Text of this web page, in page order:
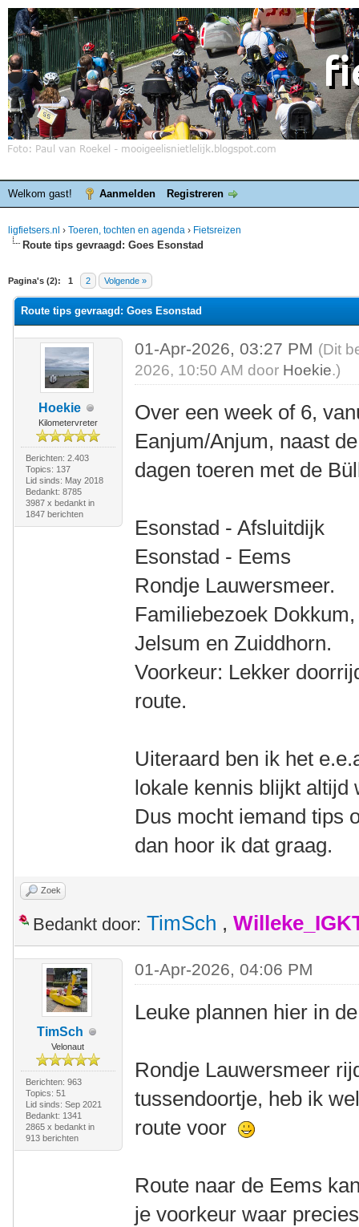
Welkom gast! Aanmelden Registreren
ligfietsers.nl › Toeren, tochten en agenda › Fietsreizen
Route tips gevraagd: Goes Esonstad
Pagina's (2): 1 2 Volgende »
waardering is 0
Route tips gevraagd: Goes Esonstad
Hoekie
Kilometervreter
Berichten: 2.403
Topics: 137
Lid sinds: May 2018
Bedankt: 8785
3987 x bedankt in
1847 berichten
01-Apr-2026, 03:27 PM (Dit
2026, 10:50 AM door Hoekie.)
Over een week of 6,
Eanjum/Anjum, naast
dagen toeren met de
Esonstad - Afsluitdijk
Esonstad - Eems
Rondje Lauwersmeer.
Familiebezoek
Jelsum en Zuiddhorn.
Voorkeur: Lekker
route.
Uiteraard ben ik het
lokale kennis blijkt altijd
Dus mocht iemand tips
dan hoor ik dat graag.
Zoek
Bedankt door: TimSch ,
TimSch
Velonaut
Berichten: 963
Topics: 51
Lid sinds: Sep 2021
Bedankt: 1341
2865 x bedankt in
913 berichten
01-Apr-2026, 04:06 PM
Leuke plannen hier in
Rondje Lauwersmeer
tussendoortje, heb ik
route voor
Route naar de Eems
je voorkeur waar